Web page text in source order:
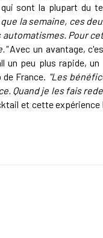
sont la plupart du
que la semaine, ces
Pour
Avec un avantage,
peu plus rapide,
France. "Les
Quand je les fais
et cette